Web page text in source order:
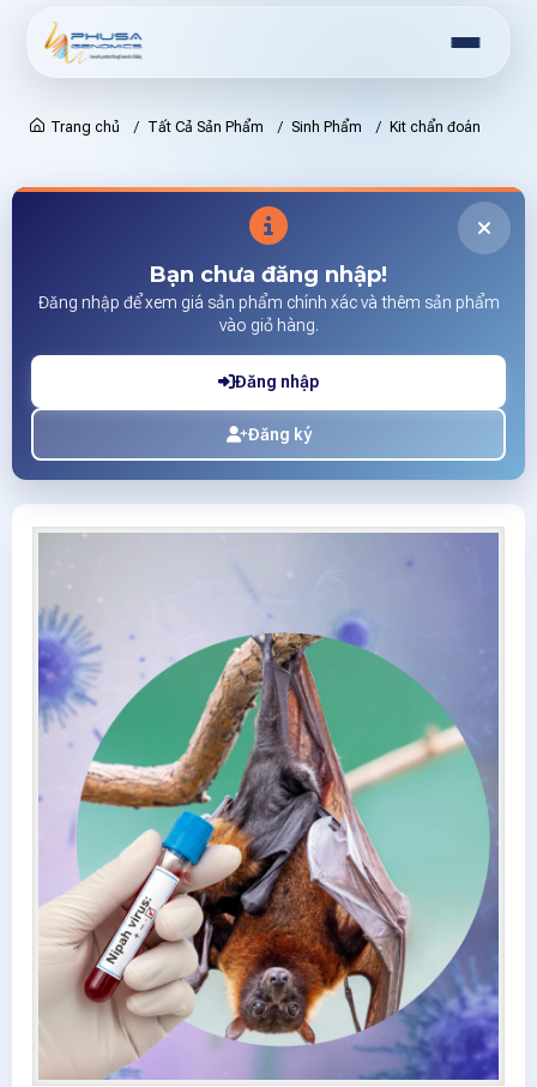
Trang chủ Tất Cả Sản Phẩm Sinh Phẩm Kit chẩn đoán
Bạn chưa đăng nhập!
Đăng nhập để xem giá sản phẩm chính xác và thêm sản phẩm
vào giỏ hàng.
Đăng nhập
Đăng ký